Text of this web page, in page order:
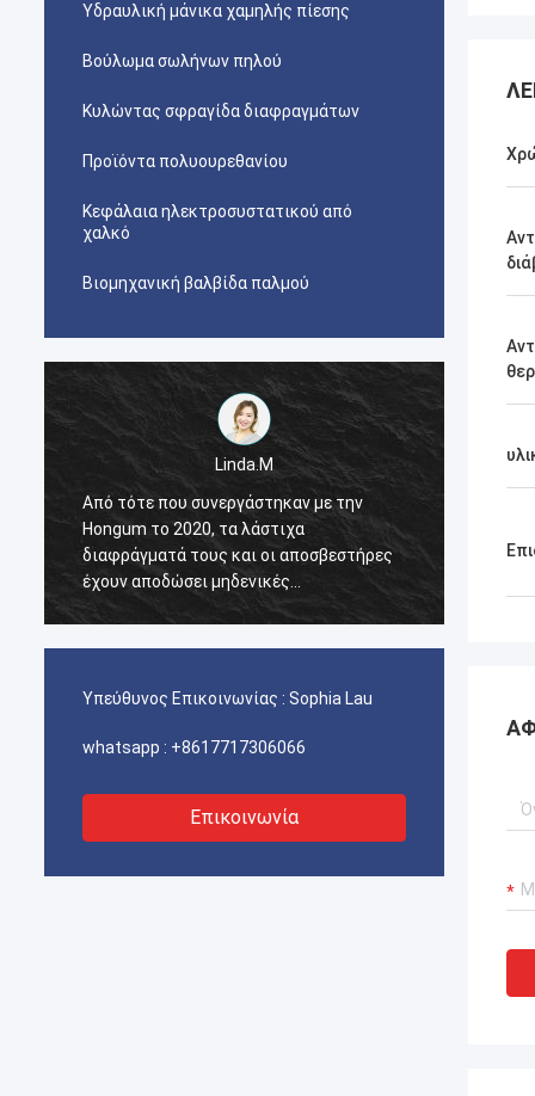
Υδραυλική μάνικα χαμηλής πίεσης
Βούλωμα σωλήνων πηλού
Κυλώντας σφραγίδα διαφραγμάτων
Προϊόντα πολυουρεθανίου
Κεφάλαια ηλεκτροσυστατικού από
χαλκό
Βιομηχανική βαλβίδα παλμού
Linda.M
Από τότε που συνεργάστηκαν με την
Hongum το 2020, τα λάστιχα
διαφράγματά τους και οι αποσβεστήρες
έχουν αποδώσει μηδενικές
αποτυχίες.διασφάλιση αδιάλειπτης
εξοπλισμός μεταφοράς ΥΦΑ.
Υπεύθυνος Επικοινωνίας : Sophia Lau
whatsapp : +8617717306066
Επικοινωνία